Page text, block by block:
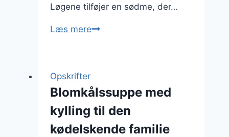
Løgene tilføjer en sødme, der…
Læs mereBlomkålssuppe
ingefær
Opskrifter
Blomkålssuppe med
kylling til den
kødelskende familie